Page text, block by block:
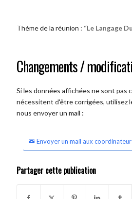
Thème de la réunion : “Le Langage
Changements /
Si les données affichées ne sont pas
nécessitent d'être corrigées, utilisez
nous envoyer un mail :
Envoyer un mail aux
Partager cette publication